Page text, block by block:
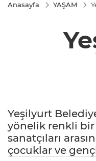
Anasayfa YAŞAM
Yeşilyurt
yönelik renkli bir
sanatçıları
çocuklar ve